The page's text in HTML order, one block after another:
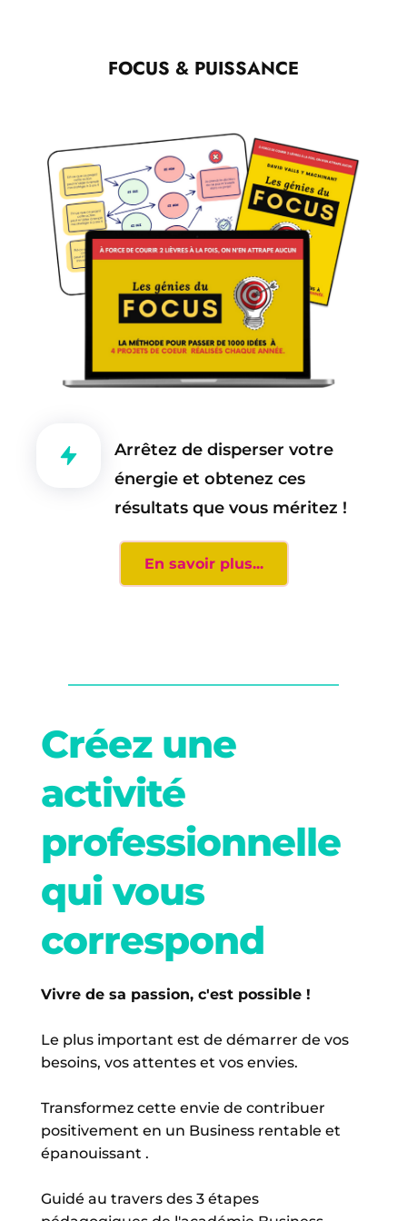
FOCUS & PUISSANCE
Arrêtez de disperser votre
énergie et obtenez ces
résultats que vous méritez !
En savoir plus...
Créez une
activité
professionnelle
qui vous
correspond
Vivre de sa passion, c'est possible !
Le plus important est de démarrer de vos
besoins, vos attentes et vos envies.
Transformez cette envie de contribuer
positivement en un Business rentable et
épanouissant .
Guidé au travers des 3 étapes